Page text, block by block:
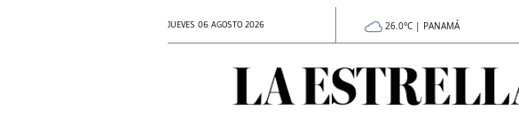
JUEVES 06 AGOSTO 2026 26.0°C | PANAMÁ